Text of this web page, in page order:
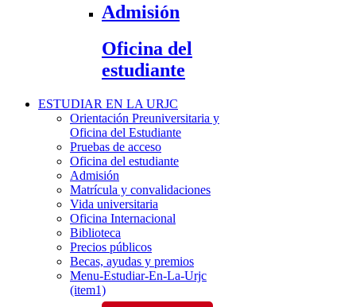
Admisión
Oficina del
estudiante
ESTUDIAR EN LA URJC
Orientación Preuniversitaria y
Oficina del Estudiante
Pruebas de acceso
Oficina del estudiante
Admisión
Matrícula y convalidaciones
Vida universitaria
Oficina Internacional
Biblioteca
Precios públicos
Becas, ayudas y premios
Menu-Estudiar-En-La-Urjc
(item1)